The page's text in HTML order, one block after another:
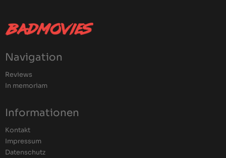
Navigation
Reviews
In memoriam
Informationen
Kontakt
Impressum
Datenschutz